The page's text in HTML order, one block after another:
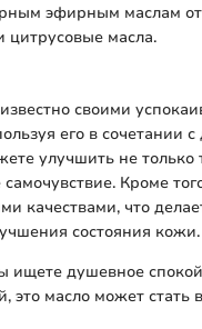
эфирным маслам
цитрусовые масла.
своими
его в сочетании
улучшить не только
Кроме
качествами, что
состояния кожи.
ищете душевное
это масло может